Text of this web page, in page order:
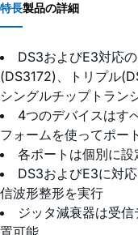
特長製品の詳細
DS3およびE3対応
(DS3172)、トリプル
シングルチップトラン
4つのデバイスはす
フォームを使ってポー
各ポートは個別に設
DS3およびE3に対
信波形整形を実行
ジッタ減衰器は受